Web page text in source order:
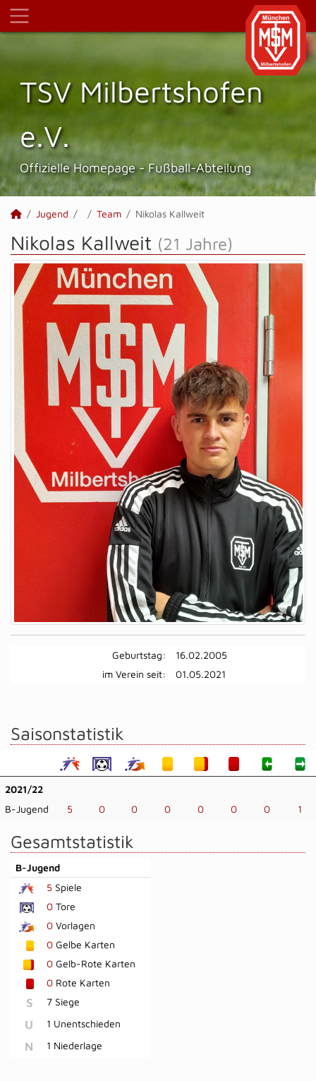
TSV Milbertshofen
e.V.
Offizielle Homepage - Fußball-Abteilung
Jugend Team Nikolas Kallweit
Nikolas Kallweit (21 Jahre)
Geburtstag:
16.02.2005
im Verein seit:
01.05.2021
Saisonstatistik
2021/22
B-Jugend
5 0 0 0 0 0 0 1
Gesamtstatistik
B-Jugend
5 Spiele
0 Tore
0 Vorlagen
0 Gelbe Karten
0 Gelb-Rote Karten
0 Rote Karten
S 7 Siege
U 1 Unentschieden
N 1 Niederlage